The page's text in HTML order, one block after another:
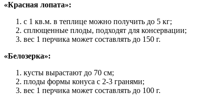
«Красная лопата»:
с 1 кв.м. в теплице можно получить до 5 кг;
сплющенные плоды, подходят для консервации;
вес 1 перчика может составлять до 150 г.
«Белозерка»:
кусты вырастают до 70 см;
плоды формы конуса с 2-3 гранями;
вес 1 перчика может составлять до 100 г.